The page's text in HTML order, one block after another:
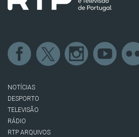
NOTÍCIAS
DESPORTO
TELEVISÃO
RÁDIO
RTP ARQUIVOS